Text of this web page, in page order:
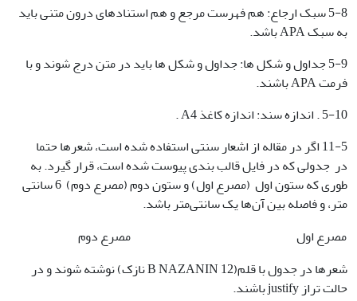
5-8 سبک ارجاع: هم فهرست مرجع و هم استنادهای درون متنی باید
به سبک APA باشد.
5-9 جداول و شکل ها: جداول و شکل ها باید در متن درج شوند و با
فرمت APA باشند.
5-10 . اندازه سند: اندازه کاغذ A4 .
11-5 اگر در مقاله از اشعار سنتی استفاده شده است، شعرها حتما
در جدولی که در فایل قالب بندی پیوست شده است، قرار گیرد. به
طوری که ستون اول (مصرع اول) و ستون دوم (مصرع دوم) 6 سانتی
متر، و فاصله بین آن‌ها یک سانتی‌متر باشد.
مصرع اول
مصرع دوم
شعرها در جدول با قلم(B NAZANIN 12 نازک) نوشته شوند و در
حالت تراز justify باشند.